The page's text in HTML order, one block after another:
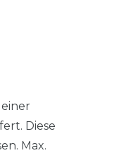
einer
Diese
Max.